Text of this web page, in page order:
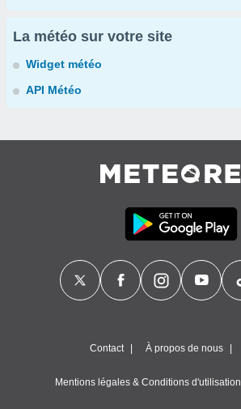
La météo sur votre site
Widget météo
API Météo
Contact À propos de nous
Mentions légales & Conditions d'utilisation